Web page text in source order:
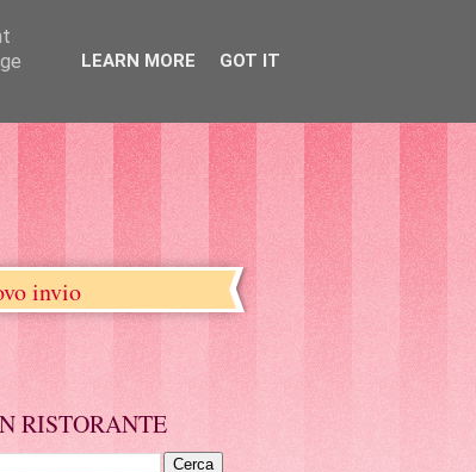
invio
RISTORANTE
LEARN MORE GOT IT